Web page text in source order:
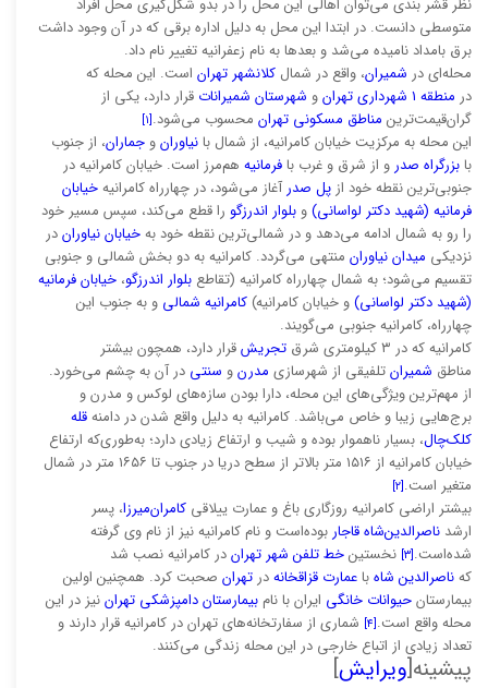
نظر قشر بندی می‌توان اهالی این محل را در بدو شکل‌گیری محل افراد
متوسطی دانست. در ابتدا این محل به دلیل اداره برقی که در آن وجود داشت
برق بامداد نامیده می‌شد و بعدها به نام زعفرانیه تغییر نام داد.
محله‌ای در شمیران، واقع در شمال کلانشهر تهران است. این محله که
در منطقه ۱ شهرداری تهران و شهرستان شمیرانات قرار دارد، یکی از
گران‌قیمت‌ترین مناطق مسکونی تهران محسوب می‌شود.[۱]
این محله به مرکزیت خیابان کامرانیه، از شمال بانیاورانو جماران، از جنوب
بابزرگراه صدر و از شرق و غرب بافرمانیه هم‌مرز است. خیابان کامرانیه در
جنوبی‌ترین نقطه خود از پل صدر آغاز می‌شود، در چهارراه کامرانیهخیابان
فرمانیه (شهید دکتر لواسانی)و بلوار اندرزگو را قطع می‌کند، سپس مسیر خود
را رو به شمال ادامه می‌دهد و در شمالی‌ترین نقطه خود بهخیابان نیاوراندر
نزدیکی میدان نیاوران منتهی می‌گردد. کامرانیه به دو بخش شمالی و جنوبی
تقسیم می‌شود؛ به شمال چهارراه کامرانیه (تقاطع بلوار اندرزگو، خیابان فرمانیه
(شهید دکتر لواسانی)و خیابان کامرانیه) کامرانیه شمالی و به جنوب این
چهارراه، کامرانیه جنوبی می‌گویند.
کامرانیه که در ۳ کیلومتری شرق
تجریشقرار دارد، همچون بیشتر
مناطق شمیرانتلفیقی از شهرسازی مدرنو سنتی در آن به چشم می‌خورد.
از مهم‌ترین ویژگی‌های این محله، دارا بودن سازه‌های لوکس و مدرن و
برج‌هایی زیبا و خاص می‌باشد. کامرانیه به دلیل واقع شدن در دامنهقله
کلک‌چال، بسیار ناهموار بوده و شیب و ارتفاع زیادی دارد؛ به‌طوری‌که ارتفاع
خیابان کامرانیه از ۱۵۱۶ متر بالاتر از سطح دریا در جنوب تا ۱۶۵۶ متر در شمال
متغیر است.[۲]
بیشتر اراضی کامرانیه روزگاری باغ و عمارت ییلاقی کامران‌میرزا، پسر
ارشد ناصرالدین‌شاه قاجار بوده‌است و نام کامرانیه نیز از نام وی گرفته
شده‌است.[۳] نخستینخط تلفن شهر تهراندر کامرانیه نصب شد
کهناصرالدین شاهباعمارت قزاقخانهدر تهران صحبت کرد. همچنین اولین
بیمارستانحیوانات خانگی ایران با نام بیمارستان دامپزشکی تهراننیز در این
محله واقع است.[۴]
شماری از سفارتخانه‌های تهران در کامرانیه قرار دارند و
تعداد زیادی از اتباع خارجی در این محله زندگی می‌کنند.
پیشینه[ویرایش]